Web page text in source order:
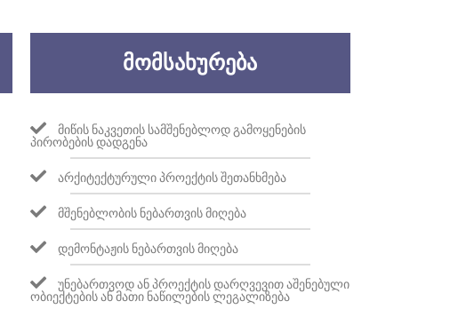
ᲛᲝᲛᲡᲐᲮᲣᲠᲔᲑᲐ
ᲛᲘᲬᲘᲡ ᲜᲐᲙᲕᲔᲗᲘᲡ ᲡᲐᲛᲨᲔᲜᲔᲑᲚᲝᲓ ᲒᲐᲛᲝᲧᲔᲜᲔᲑᲘᲡ
ᲞᲘᲠᲝᲑᲔᲑᲘᲡ ᲓᲐᲓᲒᲔᲜᲐ
ᲐᲠᲥᲘᲢᲔᲥᲢᲣᲠᲣᲚᲘ ᲞᲠᲝᲔᲥᲢᲘᲡ ᲨᲔᲗᲐᲜᲮᲛᲔᲑᲐ
ᲛᲨᲔᲜᲔᲑᲚᲝᲑᲘᲡ ᲜᲔᲑᲐᲠᲗᲕᲘᲡ ᲛᲘᲦᲔᲑᲐ
ᲓᲔᲛᲝᲜᲢᲐᲟᲘᲡ ᲜᲔᲑᲐᲠᲗᲕᲘᲡ ᲛᲘᲦᲔᲑᲐ
ᲣᲜᲔᲑᲐᲠᲗᲕᲝᲓ ᲐᲜ ᲞᲠᲝᲔᲥᲢᲘᲡ ᲓᲐᲠᲦᲕᲔᲕᲘᲗ ᲐᲨᲔᲜᲔᲑᲣᲚᲘ
ᲝᲑᲘᲔᲥᲢᲔᲑᲘᲡ ᲐᲜ ᲛᲐᲗᲘ ᲜᲐᲬᲘᲚᲔᲑᲘᲡ ᲚᲔᲒᲐᲚᲘᲖᲔᲑᲐ